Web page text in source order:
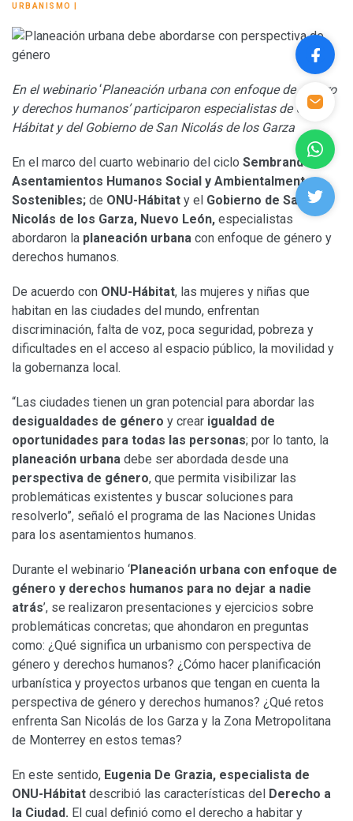
URBANISMO
En el webinario‘Planeación urbana con enfoque de género
y derechos humanos’ participaron especialistas de ONU-
Hábitat y del Gobierno de San Nicolás de los Garza
En el marco del cuarto webinario del ciclo Sembrando
Asentamientos Humanos Social y Ambientalmente
Sostenibles; de ONU-Hábitat y el Gobierno de San
Nicolás de los Garza, Nuevo León, especialistas
abordaron la planeación urbana con enfoque de género y
derechos humanos.
De acuerdo con ONU-Hábitat, las mujeres y niñas que
habitan en las ciudades del mundo, enfrentan
discriminación, falta de voz, poca seguridad, pobreza y
dificultades en el acceso al espacio público, la movilidad y
la gobernanza local.
“Las ciudades tienen un gran potencial para abordar las
desigualdades de género y crear igualdad de
oportunidades para todas las personas; por lo tanto, la
planeación urbana debe ser abordada desde una
perspectiva de género, que permita visibilizar las
problemáticas existentes y buscar soluciones para
resolverlo”, señaló el programa de las Naciones Unidas
para los asentamientos humanos.
Durante el webinario ‘Planeación urbana con enfoque de
género y derechos humanos para no dejar a nadie
atrás’, se realizaron presentaciones y ejercicios sobre
problemáticas concretas; que ahondaron en preguntas
como: ¿Qué significa un urbanismo con perspectiva de
género y derechos humanos? ¿Cómo hacer planificación
urbanística y proyectos urbanos que tengan en cuenta la
perspectiva de género y derechos humanos? ¿Qué retos
enfrenta San Nicolás de los Garza y la Zona Metropolitana
de Monterrey en estos temas?
En este sentido, Eugenia De Grazia, especialista de
ONU-Hábitat describió las características del Derecho a
la Ciudad. El cual definió como el derecho a habitar y